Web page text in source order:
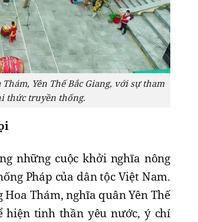
Yên Thế Bắc Giang, với sự tham
thức truyền thống.
những cuộc khởi nghĩa nông
Pháp của dân tộc Việt Nam.
Thám, nghĩa quân Yên Thế
hiện tinh thần yêu nước, ý chí